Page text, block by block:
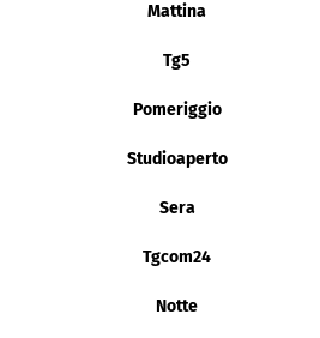
Mattina
Tg5
Pomeriggio
Studioaperto
Sera
Tgcom24
Notte